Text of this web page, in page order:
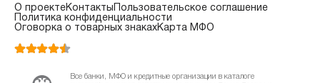
О проектеКонтакты Пользовательское соглашение
Политика конфиденциальности
Оговорка о товарных знакахКарта МФО
Все банки, МФО и кредитные организации в каталоге